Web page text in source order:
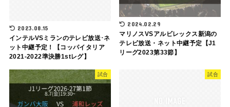
2023.08.15
インテルVSミランのテレビ放送･ネ
ット中継予定！【コッパイタリア
2021-2022準決勝1stレグ】
2024.02.29
マリノスVSアルビレックス新潟の
テレビ放送・ネット中継予定【J1
リーグ2023第33節】
試合 試合